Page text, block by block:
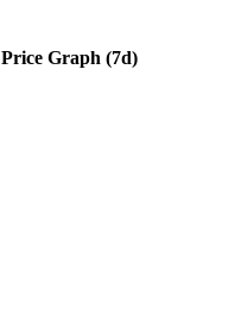
Price Graph (7d)